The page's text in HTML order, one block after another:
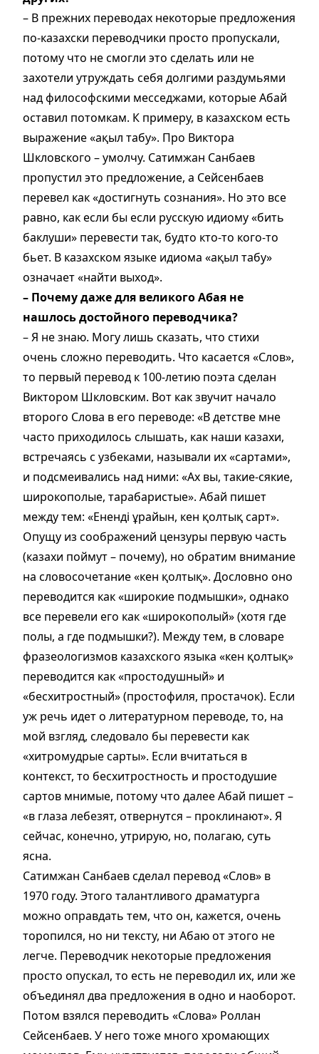
– В прежних переводах некоторые предложения
по-казахски переводчики просто пропускали,
потому что не смогли это сделать или не
захотели утруждать себя долгими раздумьями
над философскими месседжами, которые Абай
оставил потомкам. К примеру, в казахском есть
выражение «ақыл табу». Про Виктора
Шкловского – умолчу. Сатимжан Санбаев
пропустил это предложение, а Сейсенбаев
перевел как «достигнуть сознания». Но это все
равно, как если бы если русскую идиому «бить
баклуши» перевести так, будто кто-то кого-то
бьет. В казахском языке идиома «ақыл табу»
означает «найти выход».
– Почему даже для великого Абая не
нашлось достойного переводчика?
– Я не знаю. Могу лишь сказать, что стихи
очень сложно переводить. Что касается «Слов»,
то первый перевод к 100-летию поэта сделан
Виктором Шкловским. Вот как звучит начало
второго Слова в его переводе: «В детстве мне
часто приходилось слышать, как наши казахи,
встречаясь с узбеками, называли их «сартами»,
и подсмеивались над ними: «Ах вы, такие-сякие,
широкополые, тарабаристые». Абай пишет
между тем: «Ененді ұрайын, кен қолтық сарт».
Опущу из соображений цензуры первую часть
(казахи поймут – почему), но обратим внимание
на словосочетание «кен қолтық». Дословно оно
переводится как «широкие подмышки», однако
все перевели его как «широкополый» (хотя где
полы, а где подмышки?). Между тем, в словаре
фразеологизмов казахского языка «кен қолтық»
переводится как «простодушный» и
«бесхитростный» (простофиля, простачок). Если
уж речь идет о литературном переводе, то, на
мой взгляд, следовало бы перевести как
«хитромудрые сарты». Если вчитаться в
контекст, то бесхитростность и простодушие
сартов мнимые, потому что далее Абай пишет –
«в глаза лебезят, отвернутся – проклинают». Я
сейчас, конечно, утрирую, но, полагаю, суть
ясна.
Сатимжан Санбаев сделал перевод «Слов» в
1970 году. Этого талантливого драматурга
можно оправдать тем, что он, кажется, очень
торопился, но ни тексту, ни Абаю от этого не
легче. Переводчик некоторые предложения
просто опускал, то есть не переводил их, или же
объединял два предложения в одно и наоборот.
Потом взялся переводить «Слова» Роллан
Сейсенбаев. У него тоже много хромающих